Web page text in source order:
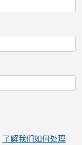
了解我们如何处理